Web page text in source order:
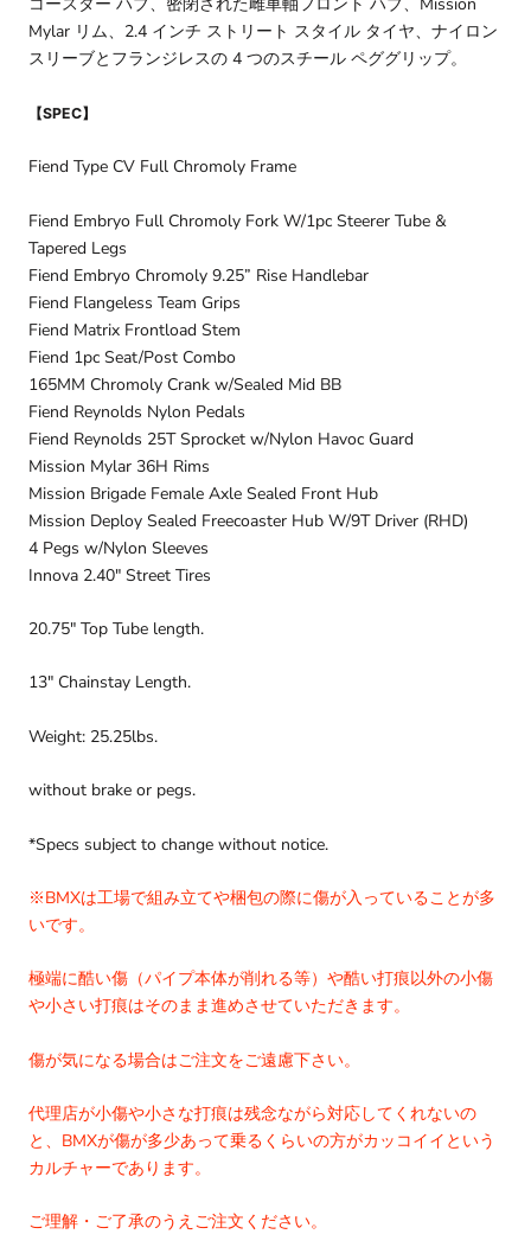
コースター ハブ、密閉された雌車軸フロント ハブ、Mission
Mylar リム、2.4 インチ ストリート スタイル タイヤ、ナイロン
スリーブとフランジレスの 4 つのスチール ペググリップ。
【SPEC】
Fiend Type CV Full Chromoly Frame
Fiend Embryo Full Chromoly Fork W/1pc Steerer Tube &
Tapered Legs
Fiend Embryo Chromoly 9.25” Rise Handlebar
Fiend Flangeless Team Grips
Fiend Matrix Frontload Stem
Fiend 1pc Seat/Post Combo
165MM Chromoly Crank w/Sealed Mid BB
Fiend Reynolds Nylon Pedals
Fiend Reynolds 25T Sprocket w/Nylon Havoc Guard
Mission Mylar 36H Rims
Mission Brigade Female Axle Sealed Front Hub
Mission Deploy Sealed Freecoaster Hub W/9T Driver (RHD)
4 Pegs w/Nylon Sleeves
Innova 2.40″ Street Tires
20.75″ Top Tube length.
13″ Chainstay Length.
Weight: 25.25lbs.
without brake or pegs.
*Specs subject to change without notice.
※BMXは工場で組み立てや梱包の際に傷が入っていることが多
いです。
極端に酷い傷（パイプ本体が削れる等）や酷い打痕以外の小傷
や小さい打痕はそのまま進めさせていただきます。
傷が気になる場合はご注文をご遠慮下さい。
代理店が小傷や小さな打痕は残念ながら対応してくれないの
と、BMXが傷が多少あって乗るくらいの方がカッコイイという
カルチャーであります。
ご理解・ご了承のうえご注文ください。